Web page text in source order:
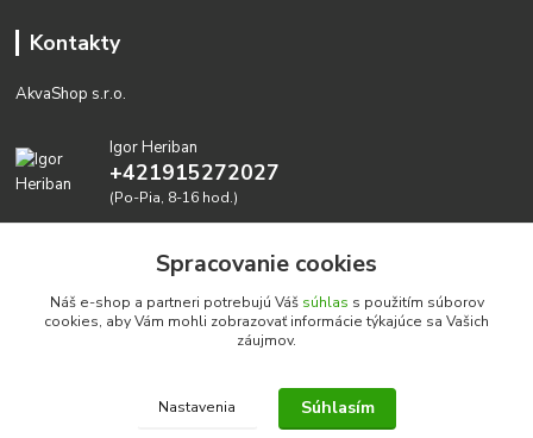
Kontakty
AkvaShop s.r.o.
Igor Heriban
+421915272027
(Po-Pia, 8-16 hod.)
Realizujeme prírodné akvária: AkvaShop s.r.o. • IBAN:
SK3911000000002947087849
Spracovanie cookies
Náš e-shop a partneri potrebujú Váš súhlas s použitím súborov
cookies, aby Vám mohli zobrazovať informácie týkajúce sa Vašich
záujmov.
Nastavenia Súhlasím